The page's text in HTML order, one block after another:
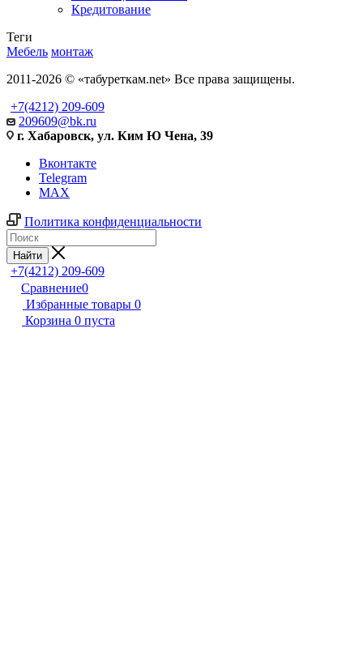
Кредитование
Теги
Мебель монтаж
2011-2026 © «табуреткам.net» Все права защищены.
+7(4212) 209-609
209609@bk.ru
г. Хабаровск, ул. Ким Ю Чена, 39
Вконтакте
Telegram
MAX
Политика конфиденциальности
Найти
+7(4212) 209-609
Сравнение0
Избранные товары 0
Корзина 0 пуста